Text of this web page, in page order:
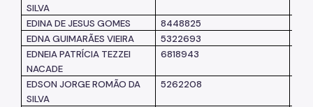
SILVA
EDINA DE JESUS GOMES 8448825
EDNA GUIMARÃES VIEIRA
5322693
EDNEIA PATRÍCIA TEZZEI
NACADE
6818943
EDSON JORGE ROMÃO DA
SILVA
5262208